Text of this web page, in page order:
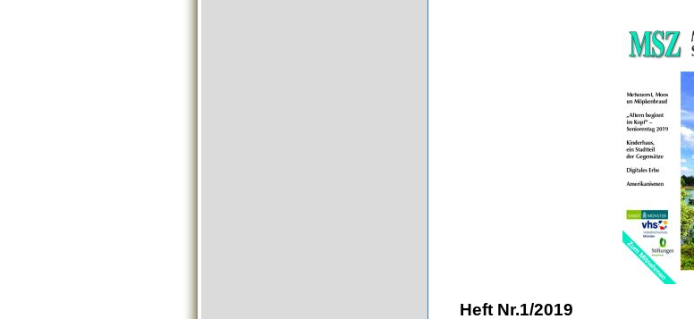
Heft Nr.1/2019